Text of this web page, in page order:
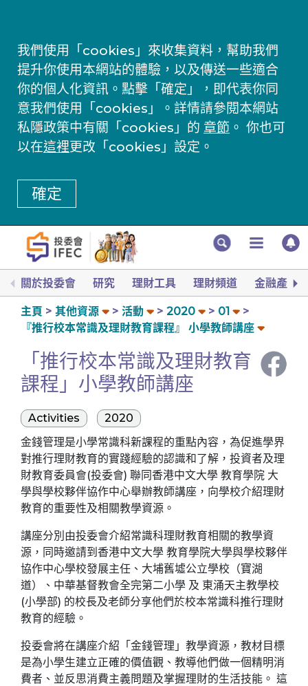
我們使用「cookies」來收集資料，幫助我們
提升你使用本網站的體驗，以及傳送一些適合
你的個人化資訊。點擊「確定」，即代表你同
意我們使用「cookies」。詳情請參閱本網站
私隱政策中有關「cookies」的 章節 。 你也可
以在這裡更改「cookies」設定。
確定
關於投委會 研究 理財工具 理財頻道 金融產品
主頁 其他資源 活動 2020
01
『推行校本常識及理財教育課程』 小學教師講座
「推行校本常識及理財教育
課程」小學教師講座
Activities
2020
金錢管理是小學常識科新課程的重點內容，為促進學界
對推行理財教育的實踐經驗的認識和了解，投資者及理
財教育委員會(投委會) 聯同香港中文大學 教育學院 大
學與學校夥伴協作中心舉辦教師講座，向學校介紹理財
教育的重要性及相關教學資源。
講座分別由投委會介紹常識科理財教育相關的教學資
源，同時邀請到香港中文大學 教育學院大學與學校夥伴
協作中心學校發展主任、大埔舊墟公立學校（寶湖
道）、中華基督教會全完第二小學 及 東涌天主教學校
(小學部) 的校長及老師分享他們於校本常識科推行理財
教育的經驗。
投委會將在講座介紹「金錢管理」教學資源，教材目標
是為小學生建立正確的價值觀、教導他們做一個精明消
費者、並反思消費主義問題及掌握理財的生活技能。 這